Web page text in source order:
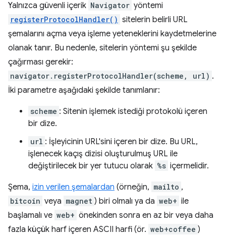
Yalnızca güvenli içerik Navigator yöntemi
registerProtocolHandler() sitelerin belirli URL
şemalarını açma veya işleme yeteneklerini kaydetmelerine
olanak tanır. Bu nedenle, sitelerin yöntemi şu şekilde
çağırması gerekir:
navigator.registerProtocolHandler(scheme, url) .
İki parametre aşağıdaki şekilde tanımlanır:
scheme : Sitenin işlemek istediği protokolü içeren
bir dize.
url : İşleyicinin URL'sini içeren bir dize. Bu URL,
işlenecek kaçış dizisi oluşturulmuş URL ile
değiştirilecek bir yer tutucu olarak %s içermelidir.
Şema, izin verilen şemalardan (örneğin, mailto ,
bitcoin veya magnet ) biri olmalı ya da web+ ile
başlamalı ve web+ önekinden sonra en az bir veya daha
fazla küçük harf içeren ASCII harfi (ör. web+coffee )